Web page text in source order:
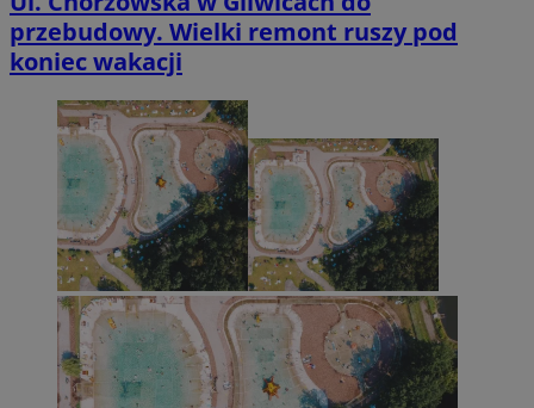
przebudowy. Wielki remont ruszy pod
koniec wakacji